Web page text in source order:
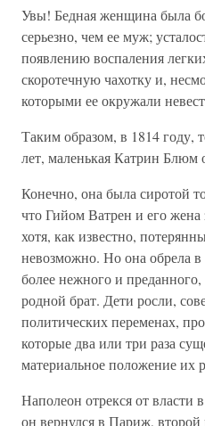
Увы! Бедная женщина была
серьезно, чем ее муж;
появлению воспаления
скоротечную чахотку и,
которыми ее окружали
Таким образом, в 1814 году,
лет, маленькая Катрин Блюм
Конечно, она была сиротой
что Гийом Ватрен и его жена
хотя, как известно,
невозможно. Но она обрела
более нежного и
родной брат. Дети росли,
политических переменах,
которые два или три раза
материальное положение их
Наполеон отрекся от власти
он вернулся в Париж, второй